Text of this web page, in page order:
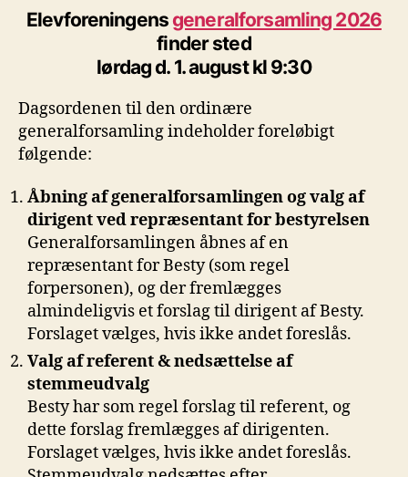
Elevforeningensgeneralforsamling 2026
finder sted
lørdag d. 1. august kl 9:30
Dagsordenen til den ordinære
generalforsamling indeholder foreløbigt
følgende:
Åbning af generalforsamlingen og valg af
dirigent ved repræsentant for bestyrelsen
Generalforsamlingen åbnes af en
repræsentant for Besty (som regel
forpersonen), og der fremlægges
almindeligvis et forslag til dirigent af Besty.
Forslaget vælges, hvis ikke andet foreslås.
Valg af referent & nedsættelse af
stemmeudvalg
Besty har som regel forslag til referent, og
dette forslag fremlægges af dirigenten.
Forslaget vælges, hvis ikke andet foreslås.